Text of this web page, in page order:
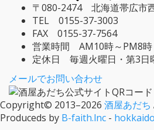
〒080-2474 北海道帯広市
TEL 0155-37-3003
FAX 0155-37-7564
営業時間 AM10時～PM8時
定休日 毎週火曜日・第3日
メールでお問い合わせ
Copyright© 2013–2026 酒屋あだち
Produceds by B-faith.lnc -